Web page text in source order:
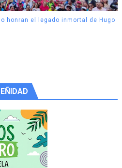
honran el legado inmortal de Hugo